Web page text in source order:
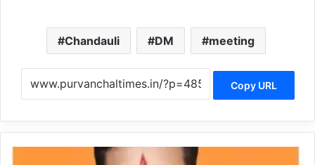
Chandauli DM meeting
Copy URL